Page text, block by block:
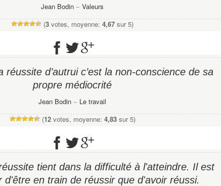
Jean Bodin − Valeurs
(3 votes, moyenne: 4,67 sur 5)
réussite d’autrui c’est la non-conscience de sa
propre médiocrité
Jean Bodin − Le travail
(12votes, moyenne: 4,83sur 5)
tient dans la difficulté à l'atteindre. Il est
d'être en train de réussir que d'avoir réussi.